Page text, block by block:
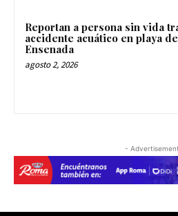
Reportan a persona sin vida
accidente acuático en playa de
Ensenada
agosto 2, 2026
-